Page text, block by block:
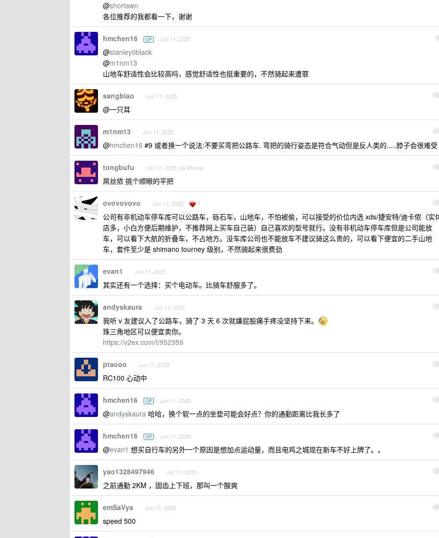
@shortawn
各位推荐的我都看一下，谢谢
9
hmchen16 OP Jun 11, 2025
@stanley0black
@m1nm13
山地车舒适性会比较高吗，感觉舒适性也挺重要的，不然骑起来遭罪
10
sangbiao Jun 11, 2025
@一只耳
11
m1nm13 Jun 11, 2025
@hmchen16 #9 或者换一个说法:不要买弯把公路车. 弯把的骑行姿态是符合气动但是反人类的.....脖子会很难受
12
tongbufu Jun 11, 2025 via iPhone
屌丝侬 挑个顺眼的平把
13
ovovovovo Jun 11, 2025 1
公司有非机动车停车库可以公路车，砾石车，山地车，不怕被偷，可以接受的价位内选 xds/捷安特/迪卡侬（实
店多，小白方便后期维护，不推荐网上买车自己装）自己喜欢的型号就行。没有非机动车停车库但是公司能放
车，可以看下大航的折叠车，不占地方。没车库公司也不能放车不建议骑这么贵的，可以看下便宜的二手山地
车，套件至少是 shimano tourney 级别，不然骑起来很费劲
14
evan1 Jun 11, 2025
其实还有一个选择：买个电动车。比骑车舒服多了。
15
andyskaura Jun 11, 2025
我听 v 友建议入了公路车，骑了 3 天 6 次就嫌屁股痛手疼没坚持下来。
珠三角地区可以便宜卖你。
https://v2ex.com/t/952359
16
ptaooo Jun 11, 2025
RC100 心动中
17
hmchen16 OP Jun 11, 2025
@andyskaura 哈哈，换个软一点的坐垫可能会好点？你的通勤距离比我长多了
18
hmchen16 OP Jun 11, 2025
@evan1 想买自行车的另外一个原因是想加点运动量，而且电鸡之城现在新车不好上牌了。。
19
yao1328497946 Jun 11, 2025
之前通勤 2KM ，固齿上下班，那叫一个酸爽
20
emSaVya Jun 11, 2025
speed 500